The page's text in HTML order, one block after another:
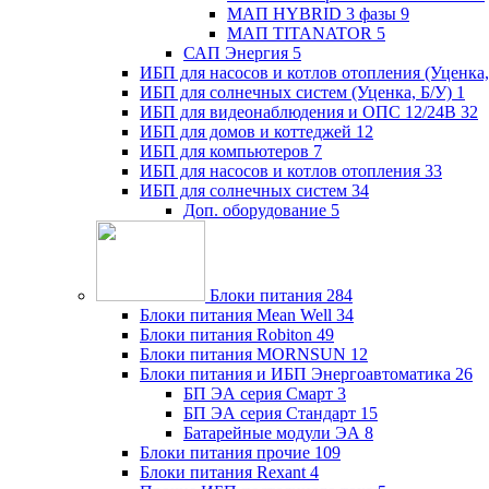
МАП HYBRID 3 фазы 9
МАП TITANATOR 5
САП Энергия 5
ИБП для насосов и котлов отопления
ИБП для солнечных систем (Уценка, Б/У) 1
ИБП для видеонаблюдения и ОПС 12/24В 32
ИБП для домов и коттеджей 12
ИБП для компьютеров 7
ИБП для насосов и котлов отопления 33
ИБП для солнечных систем 34
Доп. оборудование 5
Блоки питания 284
Блоки питания Mean Well 34
Блоки питания Robiton 49
Блоки питания MORNSUN 12
Блоки питания и ИБП Энергоавтоматика 26
БП ЭА серия Смарт 3
БП ЭА серия Стандарт 15
Батарейные модули ЭА 8
Блоки питания прочие 109
Блоки питания Rexant 4